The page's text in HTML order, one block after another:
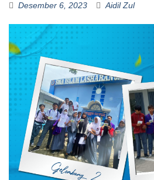
Desember 6, 2023 Aidil Zul